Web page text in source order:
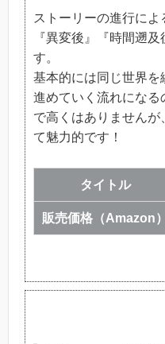
ストーリーの進行によ
『異変後』『時間遡
す。
基本的には同じ世界を
進めていく流れになる
で高くはありませんが
て魅力的です！
タイトル
販売価格（Amazon）